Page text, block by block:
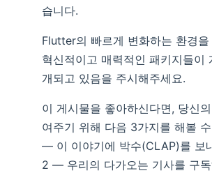
습니다.
Flutter의 빠르게 변화하는 환경을
혁신적이고 매력적인 패키지들이
개되고 있음을 주시해주세요.
이 게시물을 좋아하신다면, 당신
여주기 위해 다음 3가지를 해볼
— 이 이야기에 박수(CLAP)를 보
2 — 우리의 다가오는 기사를 구